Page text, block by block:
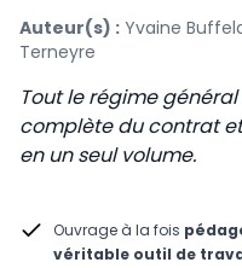
Auteur(s) : Yvaine
Terneyre
Tout le régime
complète du contrat
en un seul volume.
Ouvrage à la fois
véritable outil de